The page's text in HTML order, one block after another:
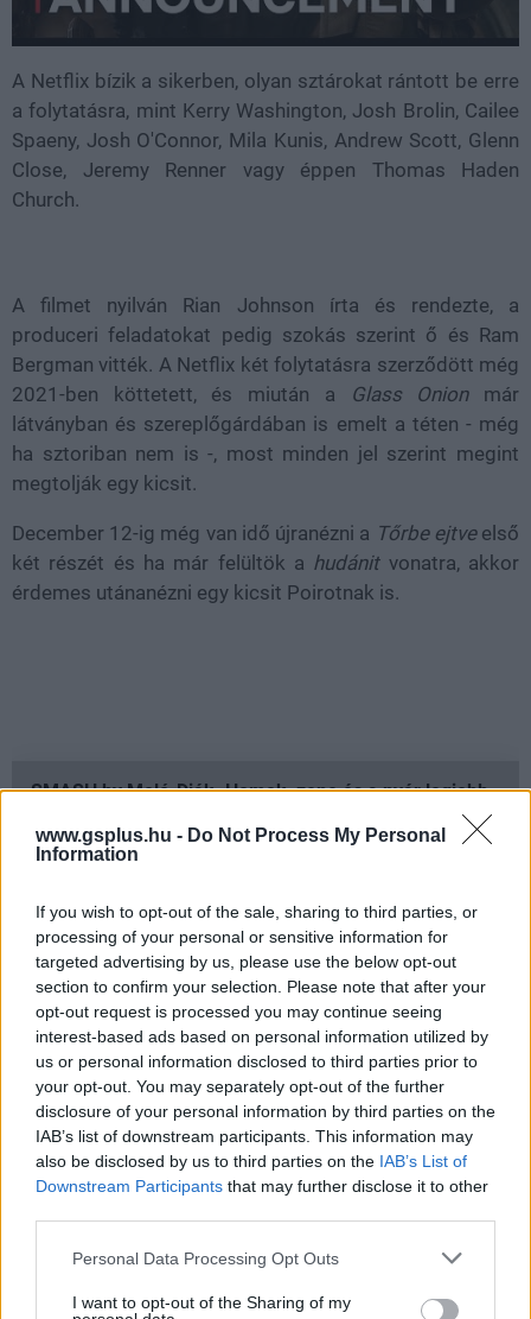
www.gsplus.hu - Do Not Process My Personal
Information
If you wish to opt-out of the sale, sharing to third parties, or
processing of your personal or sensitive information for
targeted advertising by us, please use the below opt-out
section to confirm your selection. Please note that after your
opt-out request is processed you may continue seeing
interest-based ads based on personal information utilized by
us or personal information disclosed to third parties prior to
your opt-out. You may separately opt-out of the further
disclosure of your personal information by third parties on the
IAB’s list of downstream participants. This information may
also be disclosed by us to third parties on the IAB’s List of
Downstream Participants that may further disclose it to other
Please note that this website/app uses one or more Google
not limited to your visit or usage behaviour. You may click to
Personal Data Processing Opt Outs
I want to opt-out of the Sharing of my
A Netflix bízik a sikerben, olyan sztárokat rántott be erre
a folytatásra, mint Kerry Washington, Josh Brolin, Cailee
Spaeny, Josh O'Connor, Mila Kunis, Andrew Scott, Glenn
Close, Jeremy Renner vagy éppen Thomas Haden
Church.
A filmet nyilván Rian Johnson írta és rendezte, a
produceri feladatokat pedig szokás szerint ő és Ram
Bergman vitték. A Netflix két folytatásra szerződött még
2021-ben köttetett, és miután a
Glass Onionmár
látványban és szereplőgárdában is emelt a téten - még
ha sztoriban nem is -, most minden jel szerint megint
megtolják egy kicsit.
December 12-ig még van idő újranézni a Tőrbe ejtveelső
két részét és ha már felültök a hudánit vonatra, akkor
érdemes utánanézni egy kicsit Poirotnak is.
SMASH by Meló-Diák: Homok, zene és a nyár legjobb
Július végén folytatódik a balatoni strandröplabda-
sorozat.
Címkék: #netflix #rian johnson #knives out
#wake up
dead man